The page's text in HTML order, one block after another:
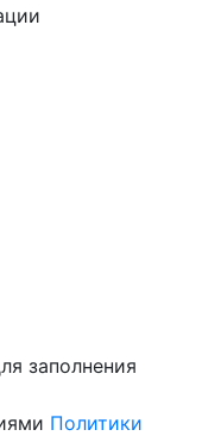
заполнения
Политики